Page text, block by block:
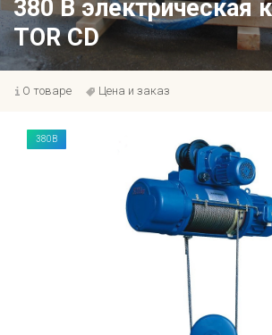
380 В электрическая
TOR CD
О товаре Цена и заказ
380В